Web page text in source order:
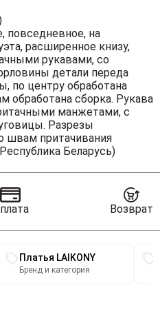
повседневное, на
расширенное книзу,
рукавами, со
детали переда
по центру обработана
обработана сборка. Рукава
манжетами, с
Разрезы
швам притачивания
длина рукава - 61см,
Беларусь)
Возврат
Платья LAIKONY
Бренд и категория